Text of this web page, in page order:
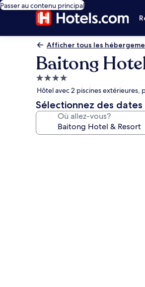
Passer au contenu principal
Afficher tous les
Baitong
Hébergement
4.0 étoiles
Hôtel avec 2 piscines extérieures,
Sélectionnez des
Où allez-vous?